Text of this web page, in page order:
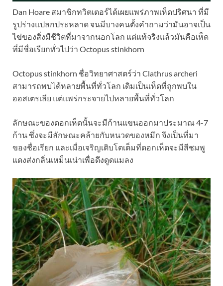
Dan Hoare สมาชิกทวิตเตอร์ได้เผยแพร่ภาพเห็ดปริศนา ที่มี
รูปร่างแปลกประหลาด จนมีบางคนตั้งคำถามว่ามันอาจเป็น
ไข่ของสิ่งมีชีวิตที่มาจากนอกโลก แต่แท้จริงแล้วมันคือเห็ด
ที่มีชื่อเรียกทั่วไปว่า Octopus stinkhorn
Octopus stinkhorn ชื่อวิทยาศาสตร์ว่า Clathrus archeri
สามารถพบได้หลายพื้นที่ทั่วโลก เดิมเป็นเห็ดที่ถูกพบใน
ออสเตรเลีย แต่แพร่กระจายไปหลายพื้นที่ทั่วโลก
ลักษณะของดอกเห็ดนั้นจะมีก้านแขนออกมาประมาณ 4-7
ก้าน ซึ่งจะมีลักษณะคล้ายกับหนวดของหมึก จึงเป็นที่มา
ของชื่อเรียก และเมื่อเจริญเติบโตเต็มที่ดอกเห็ดจะมีสีชมพู
แดงส่งกลิ่นเหม็นเน่าเพื่อดึงดูดแมลง